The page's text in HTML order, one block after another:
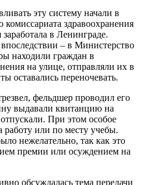
эту систему начали в
здравоохранения
в Ленинграде.
– в Министерство
находили граждан в
на улице, отправляли их в
оставались переночевать.
фельдшер проводил его
выдавали квитанцию на
При этом особое
работу или по месту учебы.
нежелательно, так как это
премии или осуждением на
обсуждалась тема передачи